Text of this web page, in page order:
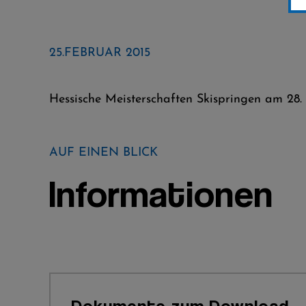
25.FEBRUAR 2015
Hessische Meisterschaften Skispringen am
AUF EINEN BLICK
Informationen